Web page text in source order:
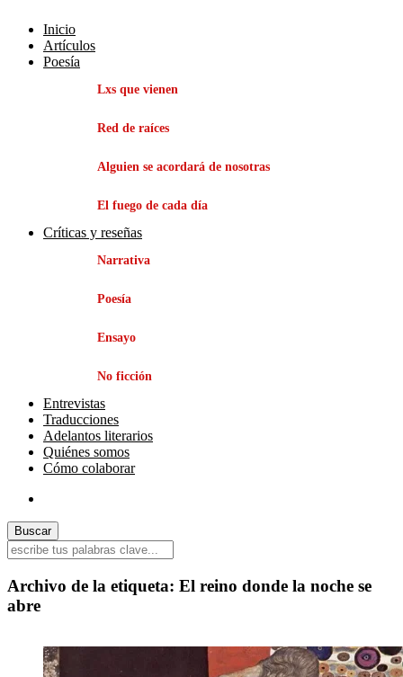
Inicio
Artículos
Poesía
Lxs que vienen
Red de raíces
Alguien se acordará de nosotras
El fuego de cada día
Críticas y reseñas
Narrativa
Poesía
Ensayo
No ficción
Entrevistas
Traducciones
Adelantos literarios
Quiénes somos
Cómo colaborar
Archivo de la etiqueta: El reino donde la noche se
abre